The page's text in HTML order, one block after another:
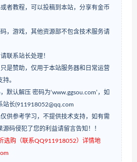
者教程，可以投稿到本站，分享有金币
，游戏，其他资源部不包含技术服务请
联系站长处理！
是赞助，仅用于本站服务器和日常运营
。
默认解压 密码为‘www.ggsou.com’，如
站长(911918052@qq.com
供参考学习，不提供技术支持，如有需
码侵犯了您的利益请留言告知！！
选购（联系QQ911918052）详情地